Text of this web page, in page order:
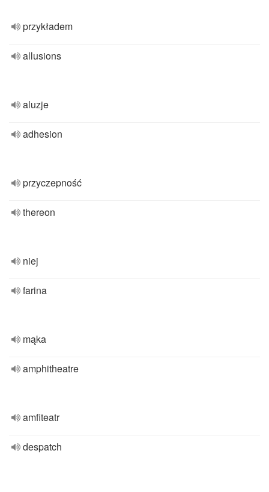
przykładem
allusions
aluzje
adhesion
przyczepność
thereon
niej
farina
mąka
amphitheatre
amfiteatr
despatch